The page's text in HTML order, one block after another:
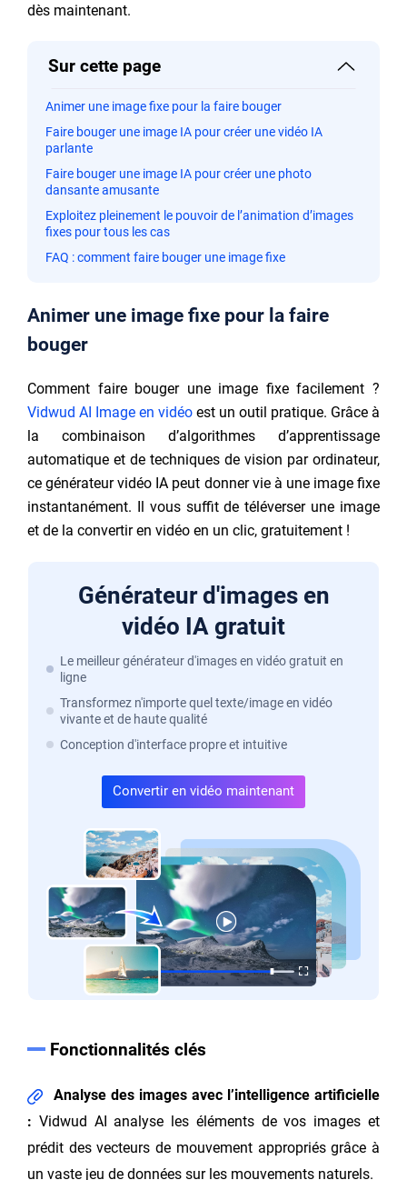
dès maintenant.
Sur cette page
Animer une image fixe pour la faire bouger
Faire bouger une image IA pour créer une vidéo IA
parlante
Faire bouger une image IA pour créer une photo
dansante amusante
Exploitez pleinement le pouvoir de l’animation d’images
fixes pour tous les cas
FAQ : comment faire bouger une image fixe
Animer une image fixe pour la faire
bouger
Comment faire bouger une image fixe facilement ?
Vidwud AI Image en vidéo est un outil pratique. Grâce à
la combinaison d’algorithmes d’apprentissage
automatique et de techniques de vision par ordinateur,
ce générateur vidéo IA peut donner vie à une image fixe
instantanément. Il vous suffit de téléverser une image
et de la convertir en vidéo en un clic, gratuitement !
Générateur d'images en
vidéo IA gratuit
Le meilleur générateur d'images en vidéo gratuit en
ligne
Transformez n'importe quel texte/image en vidéo
vivante et de haute qualité
Conception d'interface propre et intuitive
Convertir en vidéo maintenant
Fonctionnalités clés
Analyse des images avec l’intelligence artificielle
: Vidwud AI analyse les éléments de vos images et
prédit des vecteurs de mouvement appropriés grâce à
un vaste jeu de données sur les mouvements naturels.